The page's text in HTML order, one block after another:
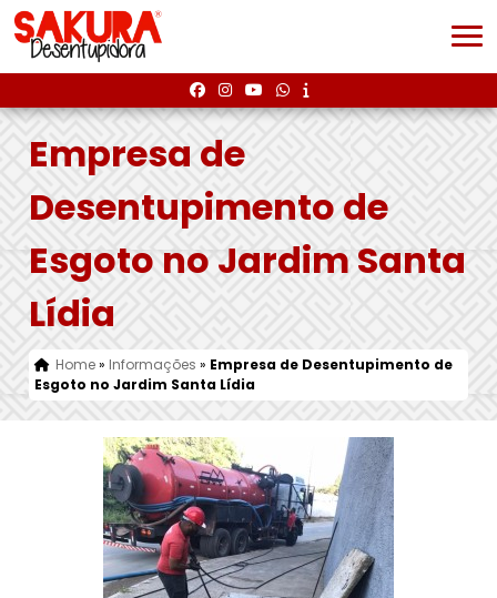
Empresa de
Desentupimento de
Esgoto no Jardim Santa
Lídia
Home» Informações » Empresa de Desentupimento de
Esgoto no Jardim Santa Lídia